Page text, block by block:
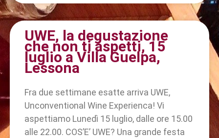
UWE, la degustazione
che non ti aspetti, 15
luglio a Villa Guelpa,
Lessona
Fra due settimane esatte arriva UWE,
Unconventional Wine Experienca! Vi
aspettiamo Lunedì 15 luglio, dalle ore 15.00
alle 22.00. COS’E’ UWE? Una grande festa